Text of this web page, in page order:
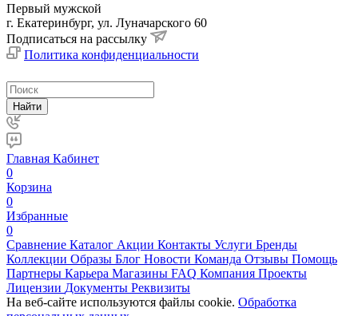
Первый мужской
г. Екатеринбург, ул. Луначарского 60
Подписаться на рассылку
Политика конфиденциальности
Найти
Главная Кабинет
0
Корзина
0
Избранные
0
Сравнение Каталог Акции Контакты Услуги Бренды
Коллекции Образы Блог Новости Команда Отзывы Помощь
Партнеры Карьера Магазины FAQ Компания Проекты
Лицензии Документы Реквизиты
На веб-сайте используются файлы cookie. Обработка